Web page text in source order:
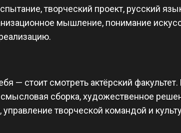
творческий проект, русский
мышление, понимание
— стоит смотреть актёрский факультет.
смысловая сборка, художественное
творческой командой и